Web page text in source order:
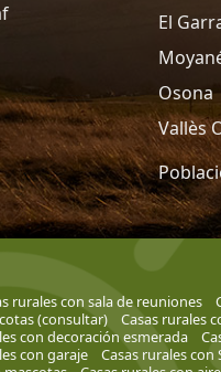
El
Osona
Vallès
rurales con sala de reuniones
(consultar)
Casas rurales
con decoración esmerada
con garaje
Casas rurales con